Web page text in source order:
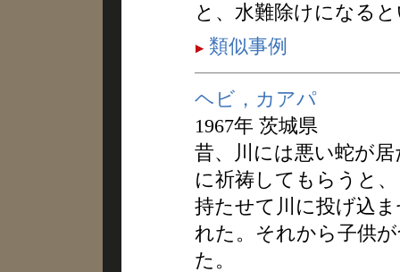
と、水難除けになる
類似事例
ヘビ，カアパ
1967年 茨城県
昔、川には悪い蛇が
に祈祷してもらうと
持たせて川に投げ込
れた。それから子供
た。